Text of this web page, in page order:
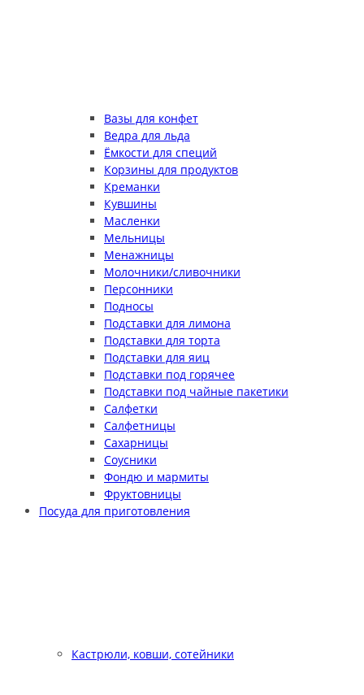
Вазы для конфет
Ведра для льда
Ёмкости для специй
Корзины для продуктов
Креманки
Кувшины
Масленки
Мельницы
Менажницы
Молочники/сливочники
Персонники
Подносы
Подставки для лимона
Подставки для торта
Подставки для яиц
Подставки под горячее
Подставки под чайные пакетики
Салфетки
Салфетницы
Сахарницы
Соусники
Фондю и мармиты
Фруктовницы
Посуда для приготовления
Кастрюли, ковши, сотейники